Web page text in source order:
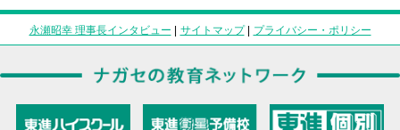
永瀬昭幸 理事長インタビュー | サイトマップ| プライバシー・ポリシー